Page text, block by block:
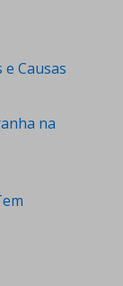
Causas
na